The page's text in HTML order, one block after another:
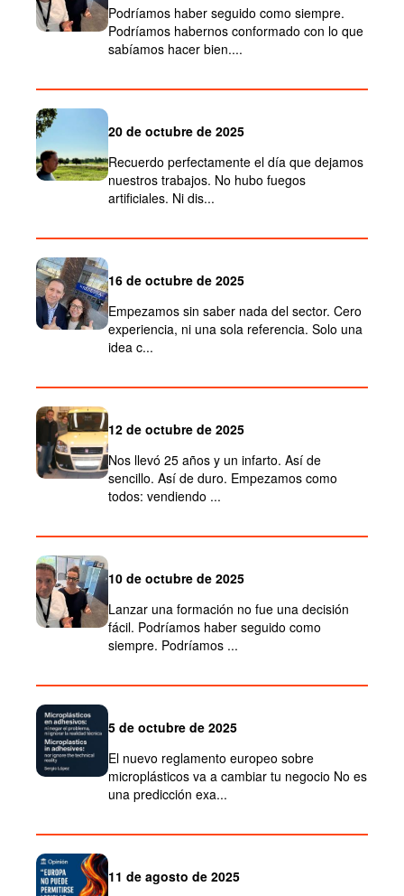
Podríamos haber seguido como siempre.
Podríamos habernos conformado con lo que
sabíamos hacer bien....
20 de octubre de 2025
Recuerdo perfectamente el día que dejamos
nuestros trabajos. No hubo fuegos
artificiales. Ni dis...
16 de octubre de 2025
Empezamos sin saber nada del sector. Cero
experiencia, ni una sola referencia. Solo una
idea c...
12 de octubre de 2025
Nos llevó 25 años y un infarto. Así de
sencillo. Así de duro. Empezamos como
todos: vendiendo ...
10 de octubre de 2025
Lanzar una formación no fue una decisión
fácil. Podríamos haber seguido como
siempre. Podríamos ...
5 de octubre de 2025
El nuevo reglamento europeo sobre
microplásticos va a cambiar tu negocio No es
una predicción exa...
11 de agosto de 2025